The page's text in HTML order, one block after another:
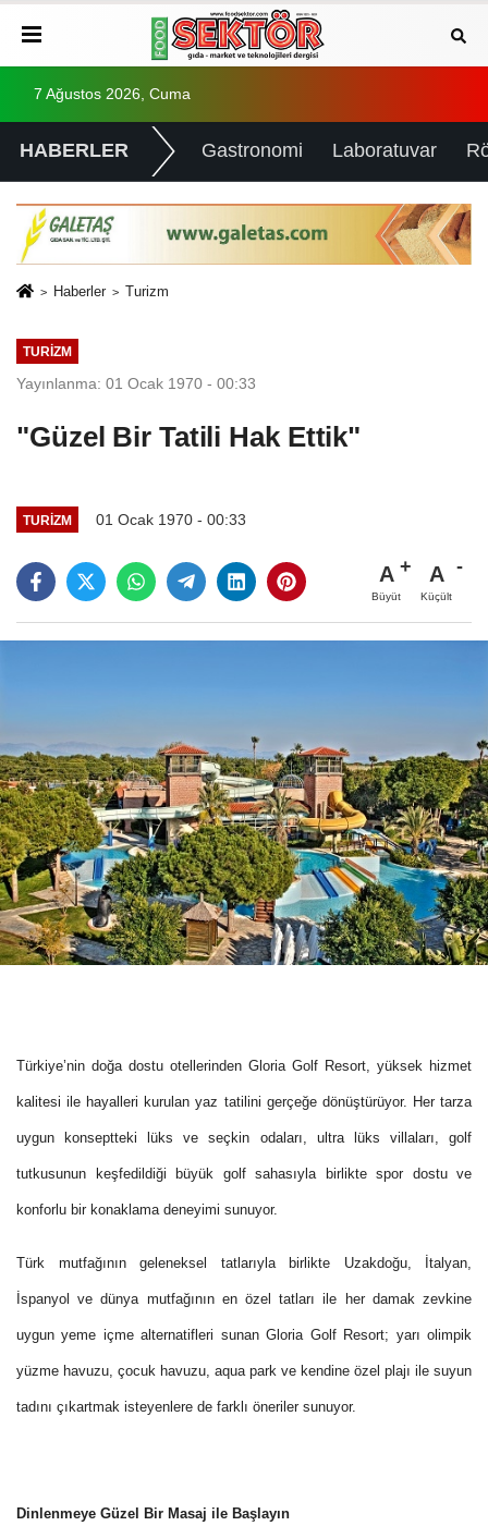
7 Ağustos 2026, Cuma
HABERLER Gastronomi Laboratuvar
Haberler Turizm
TURIZM
Yayınlanma: 01 Ocak 1970 - 00:33
"Güzel Bir Tatili Hak Ettik"
TURIZM 01 Ocak 1970 - 00:33
A
Büyüt
A
Küçült
Türkiye’nin doğa dostu otellerinden Gloria Golf Resort, yüksek hizmet
kalitesi ile hayalleri kurulan yaz tatilini gerçeğe dönüştürüyor. Her tarza
uygun konseptteki lüks ve seçkin odaları, ultra lüks villaları, golf
tutkusunun keşfedildiği büyük golf sahasıyla birlikte spor dostu ve
konforlu bir konaklama deneyimi sunuyor.
Türk mutfağının geleneksel tatlarıyla birlikte Uzakdoğu, İtalyan,
İspanyol ve dünya mutfağının en özel tatları ile her damak zevkine
uygun yeme içme alternatifleri sunan Gloria Golf Resort; yarı olimpik
yüzme havuzu, çocuk havuzu, aqua park ve kendine özel plajı ile suyun
tadını çıkartmak isteyenlere de farklı öneriler sunuyor.
Dinlenmeye Güzel Bir Masaj ile Başlayın